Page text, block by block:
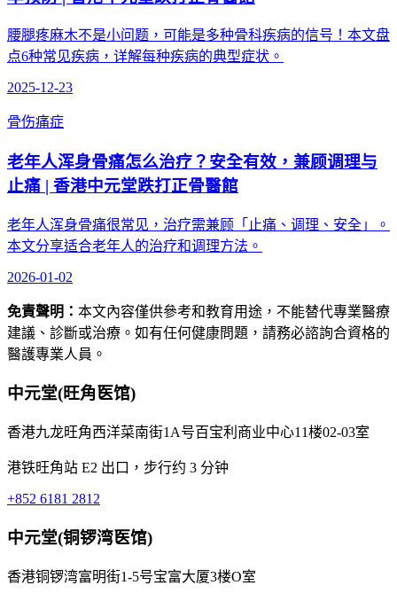
腰腿疼麻木不是小问题，可能是多种骨科疾病的信号！本文盘
点6种常见疾病，详解每种疾病的典型症状。
2025-12-23
骨伤痛症
老年人浑身骨痛怎么治疗？安全有效，兼顾调理与
止痛 | 香港中元堂跌打正骨醫館
老年人浑身骨痛很常见，治疗需兼顾「止痛、调理、安全」。
本文分享适合老年人的治疗和调理方法。
2026-01-02
免責聲明： 本文內容僅供參考和教育用途，不能替代專業醫療
建議、診斷或治療。如有任何健康問題，請務必諮詢合資格的
醫護專業人員。
中元堂(旺角医馆)
香港九龙旺角西洋菜南街1A号百宝利商业中心11楼02-03室
港铁旺角站 E2 出口，步行约 3 分钟
+852 6181 2812
中元堂(铜锣湾医馆)
香港铜锣湾富明街1-5号宝富大厦3楼O室